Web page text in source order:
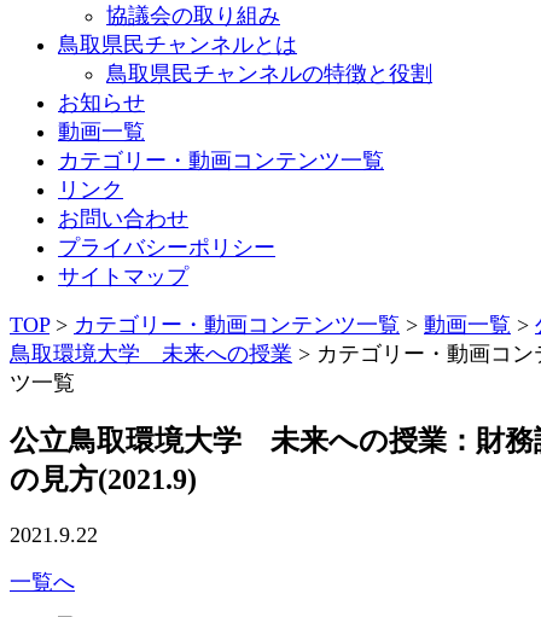
協議会の取り組み
鳥取県民チャンネルとは
鳥取県民チャンネルの特徴と役割
お知らせ
動画一覧
カテゴリー・動画コンテンツ一覧
リンク
お問い合わせ
プライバシーポリシー
サイトマップ
TOP> カテゴリー・動画コンテンツ一覧 > 動画一覧 >
鳥取環境大学 未来への授業 > カテゴリー・動画コン
ツ一覧
公立鳥取環境大学 未来への授業：財務
の見方(2021.9)
2021.9.22
一覧へ